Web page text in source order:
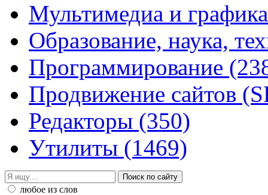
Мультимедиа и
Образование, наука,
Программирование
Продвижение сайтов
Редакторы (350)
Утилиты (1469)
любое из слов